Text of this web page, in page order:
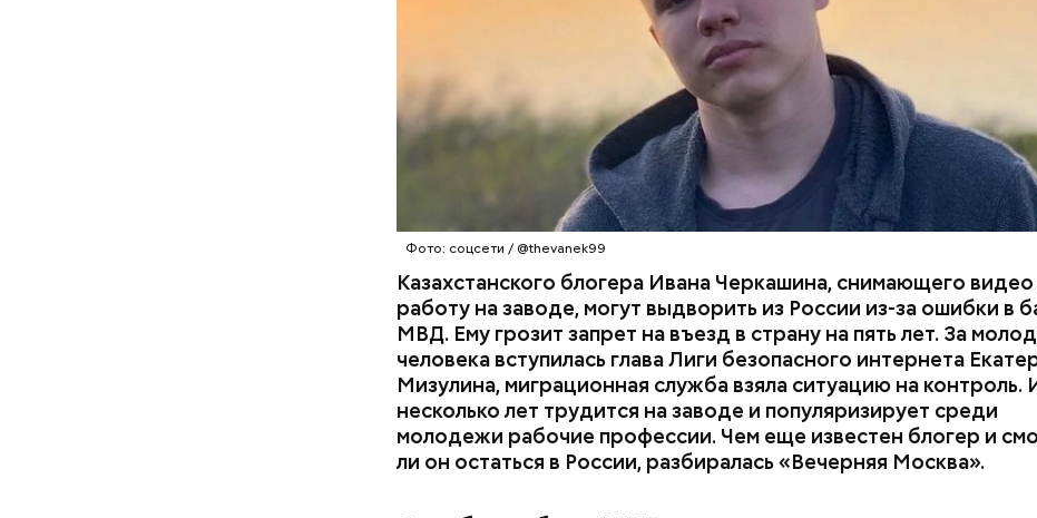
Фото: соцсети / @thevanek99
Казахстанского блогера Ивана Черкашина, снимающего
работу на заводе, могут выдворить из России из-за ошибки в
МВД. Ему грозит запрет на въезд в страну на пять лет. За
человека вступилась глава Лиги безопасного интернета
Мизулина, миграционная служба взяла ситуацию на контроль.
несколько лет трудится на заводе и популяризирует среди
молодежи рабочие профессии. Чем еще известен блогер и
ли он остаться в России, разбиралась «Вечерняя Москва».
ТакжеГасанов обжаловалсвой заочный арест, но суд отказался
пересматриватьсвое решение. Еще блогер утверждал, что не
осознавал преступный характер своих действий, вовсе не